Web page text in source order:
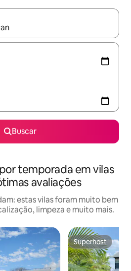
disponíveis, explore-os
Buscar
temporada em vilas
avaliações
estas vilas foram muito bem
limpeza e muito mais.
Superhost
Superhost